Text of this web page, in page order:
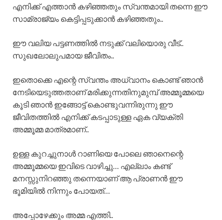
എനിക്ക് എത്താൻ കഴിഞ്ഞതും സ്വന്തമായി തന്നെ ഈ
സാമ്രാജ്യം കെട്ടിപ്പടുക്കാൻ കഴിഞ്ഞതും..
ഈ വലിയ പട്ടണത്തിൽ നടുക്ക് വലിയൊരു വീട്..
സുഖലോലുപമായ ജീവിതം..
ഇതൊക്കെ എന്റെ സ്വന്തം അധ്വാനം കൊണ്ട് ഞാൻ
നേടിയെടുത്തതാണ് മരിക്കുന്നതിനുമുമ്പ് അമ്മൂമ്മയെ
കൂടി ഞാൻ ഇങ്ങോട്ട് കൊണ്ടുവന്നിരുന്നു ഈ
ജീവിതത്തിൽ എനിക്ക് കടപ്പാടുള്ള ഏക വ്യക്തി
അമ്മൂമ്മ മാത്രമാണ്..
ഉള്ള കുറച്ചുനാൾ റാണിയെ പോലെ ഞാനെന്റെ
അമ്മൂമ്മയെ ഇവിടെ വാഴിച്ചു… എല്ലാം കണ്ട്
മനസ്സുനിറഞ്ഞു തന്നെയാണ് ആ പ്രാണൻ ഈ
ഭൂമിയിൽ നിന്നും പോയത്…
അപ്പോഴേക്കും അമ്മ എത്തി..